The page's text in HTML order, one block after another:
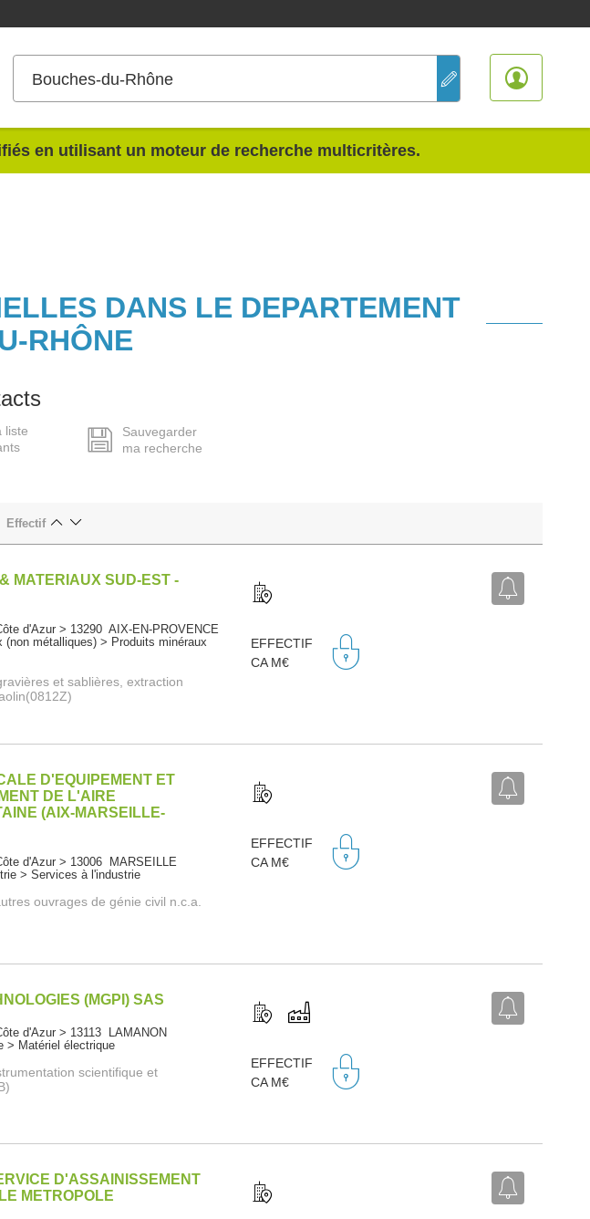
Bouches-du-Rhône
en utilisant un moteur de recherche multicritères.
DANS LE DEPARTEMENT
RHÔNE
liste
Sauvegarder
ma recherche
Effectif
MATERIAUX SUD-EST -
d'Azur > 13290 AIX-EN-PROVENCE
(non métalliques) > Produits minéraux
et sablières, extraction
EFFECTIF
CA M€
D'EQUIPEMENT ET
DE L'AIRE
(AIX-MARSEILLE-
d'Azur > 13006 MARSEILLE
> Services à l'industrie
ouvrages de génie civil n.c.a.
EFFECTIF
CA M€
(MGPI) SAS
d'Azur > 13113 LAMANON
> Matériel électrique
scientifique et
EFFECTIF
CA M€
D'ASSAINISSEMENT
METROPOLE